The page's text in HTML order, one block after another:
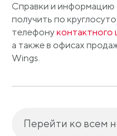
Справки и информацию
получить по
телефонуконтактного
а также в офисах
Wings.
Перейти ко всем